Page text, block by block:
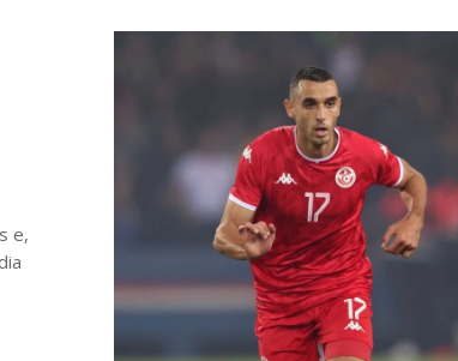
e,